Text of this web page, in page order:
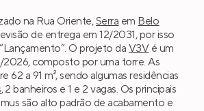
na Rua Oriente,Serra em Belo
de entrega em 12/2031, por isso
O projeto da V3Vé um
composto por uma torre. As
62 a 91 m², sendo algumas residências
, 2 banheiros e 1 e 2 vagas. Os principais
são alto padrão de acabamento e